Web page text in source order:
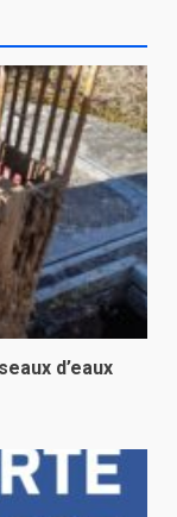
d’eaux